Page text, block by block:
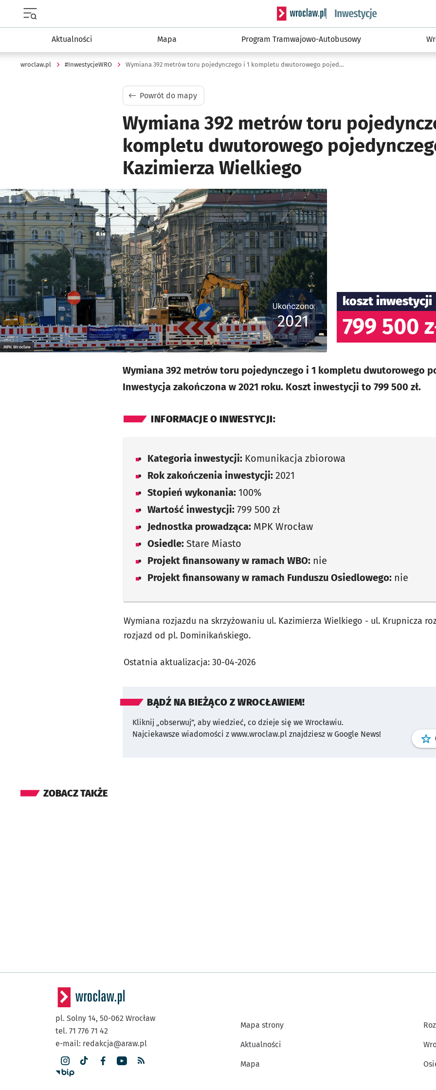
Serwis informacyjny wroclaw.pl podserwis:
Aktualności Mapa Program Tramwajowo-Autobusowy
wroclaw.pl #InwestycjeWRO Wymiana 392 metrów toru pojedynczego i 1 kompletu dwutorowego pojedynczego przy Kazimierza Wielkiego
Powrót do mapy
Wymiana 392 metrów toru
kompletu dwutorowego
Kazimierza Wielkiego
Kliknij, aby powiększyć
MPK Wrocław
Ukończono:
2021
koszt inwestycji
799 500
Wymiana 392 metrów toru pojedynczego i 1 kompletu dwutorowego
Inwestycja zakończona w 2021 roku. Koszt inwestycji to 799 500 zł.
INFORMACJE O INWESTYCJI:
Kategoria inwestycji: Komunikacja zbiorowa
Rok zakończenia inwestycji: 2021
Stopień wykonania: 100%
Wartość inwestycji: 799 500 zł
Jednostka prowadząca: MPK Wrocław
Osiedle: Stare Miasto
Projekt finansowany w ramach WBO: nie
Projekt finansowany w ramach Funduszu Osiedlowego: nie
Wymiana rozjazdu na skrzyżowaniu ul. Kazimierza Wielkiego - ul. Krupnicza
rozjazd od pl. Dominikańskiego.
Ostatnia aktualizacja: 30-04-2026
BĄDŹ NA BIEŻĄCO Z WROCŁAWIEM!
Kliknij „obserwuj”, aby wiedzieć, co dzieje się we Wrocławiu.
Najciekawsze wiadomości z www.wroclaw.pl znajdziesz w Google News!
ZOBACZ TAKŻE
pl. Solny 14, 50-062 Wrocław
tel. 71 776 71 42
e-mail: redakcja@araw.pl
Mapa strony
Aktualności
Mapa